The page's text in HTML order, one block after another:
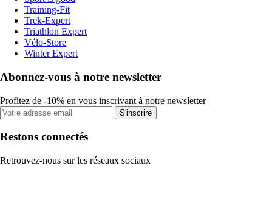
Training-Fit
Trek-Expert
Triathlon Expert
Vélo-Store
Winter Expert
Abonnez-vous à notre newsletter
Profitez de -10% en vous inscrivant à notre newsletter
S'inscrire
Restons connectés
Retrouvez-nous sur les réseaux sociaux